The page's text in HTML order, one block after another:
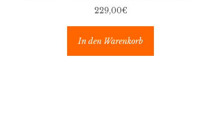
229,00€
In den Warenkorb